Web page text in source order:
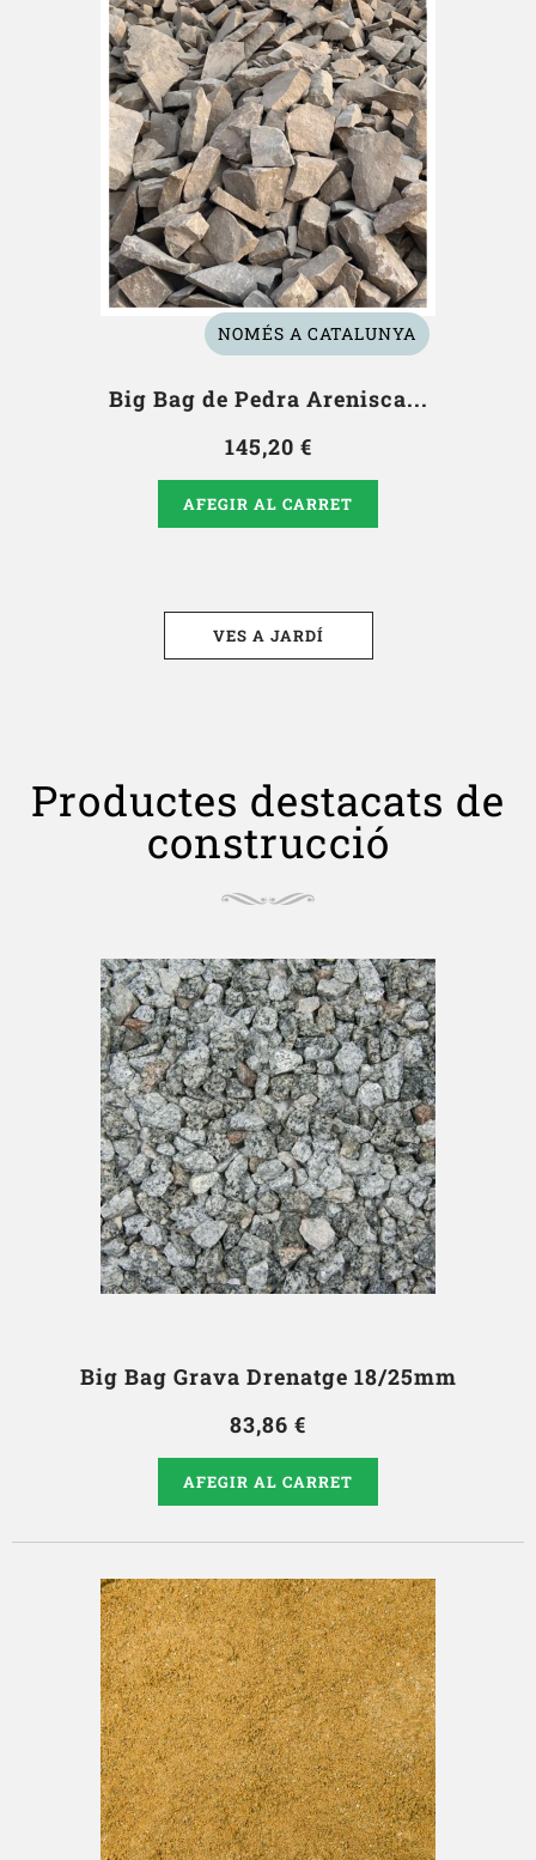
NOMÉS A CATALUNYA
Big Bag de Pedra Arenisca...
145,20 €
AFEGIR AL CARRET
VES A JARDÍ
Productes destacats de
construcció
Big Bag Grava Drenatge 18/25mm
83,86 €
AFEGIR AL CARRET